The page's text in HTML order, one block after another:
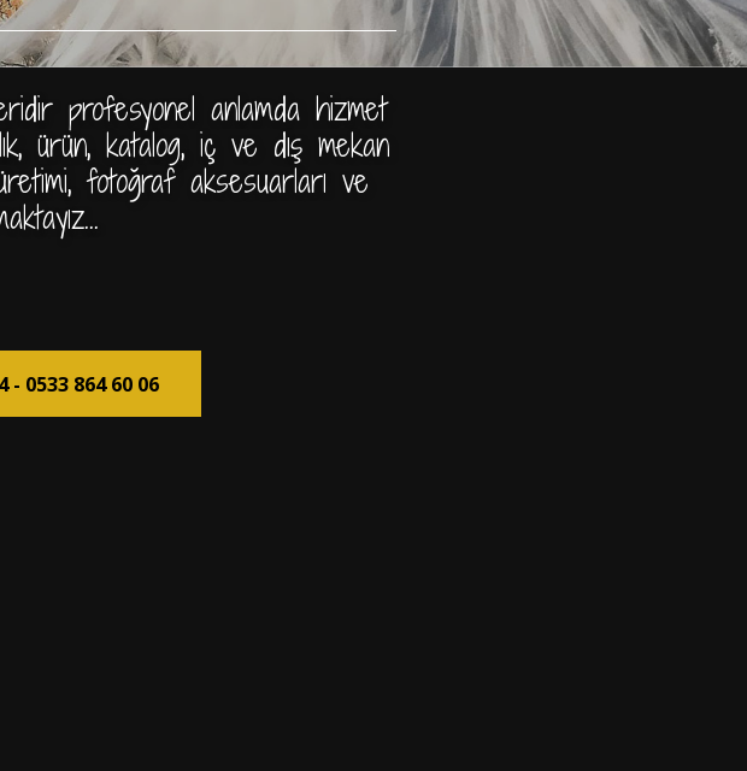
profesyonel anlamda hizmet
ürün, katalog, iç ve dış mekan
fotoğraf aksesuarları ve
- 0533 864 60 06